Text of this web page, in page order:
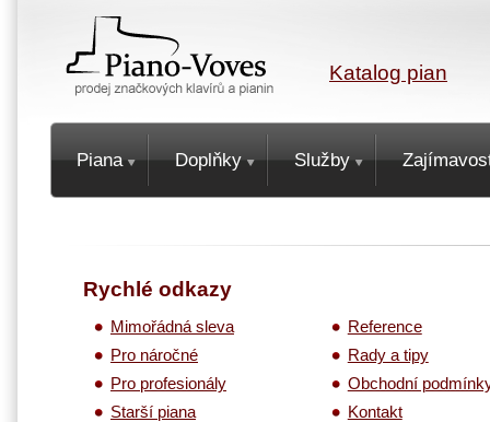
Katalog pian
Piana Doplňky Služby
Rychlé odkazy
Mimořádná sleva
Pro náročné
Pro profesionály
Starší piana
Reference
Rady a tipy
Obchodní
Kontakt